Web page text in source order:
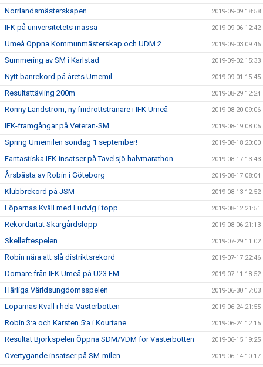
Norrlandsmästerskapen 2019-09-09 18:58
IFK på universitetets mässa 2019-09-06 12:42
Umeå Öppna Kommunmästerskap och UDM 2 2019-09-03 09:46
Summering av SM i Karlstad 2019-09-02 15:33
Nytt banrekord på årets Umemil 2019-09-01 15:45
Resultattävling 200m 2019-08-29 12:24
Ronny Landström, ny friidrottstränare i IFK Umeå 2019-08-20 09:06
IFK-framgångar på Veteran-SM 2019-08-19 08:05
Spring Umemilen söndag 1 september! 2019-08-18 20:00
Fantastiska IFK-insatser på Tavelsjö halvmarathon 2019-08-17 13:43
Årsbästa av Robin i Göteborg 2019-08-17 08:04
Klubbrekord på JSM 2019-08-13 12:52
Löparnas Kväll med Ludvig i topp 2019-08-12 21:51
Rekordartat Skärgårdslopp 2019-08-06 21:13
Skelleftespelen 2019-07-29 11:02
Robin nära att slå distriktsrekord 2019-07-17 22:46
Domare från IFK Umeå på U23 EM 2019-07-11 18:52
Härliga Världsungdomsspelen 2019-06-30 17:03
Löparnas Kväll i hela Västerbotten 2019-06-24 21:55
Robin 3:a och Karsten 5:a i Kourtane 2019-06-24 12:15
Resultat Björkspelen Öppna SDM/VDM för Västerbotten 2019-06-15 19:25
Övertygande insatser på SM-milen 2019-06-14 10:17